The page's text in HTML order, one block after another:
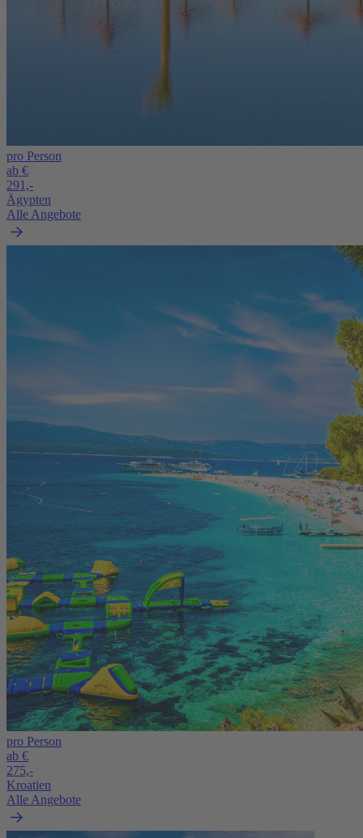
pro Person
ab €
291,-
Ägypten
Alle Angebote
pro Person
ab €
275,-
Kroatien
Alle Angebote